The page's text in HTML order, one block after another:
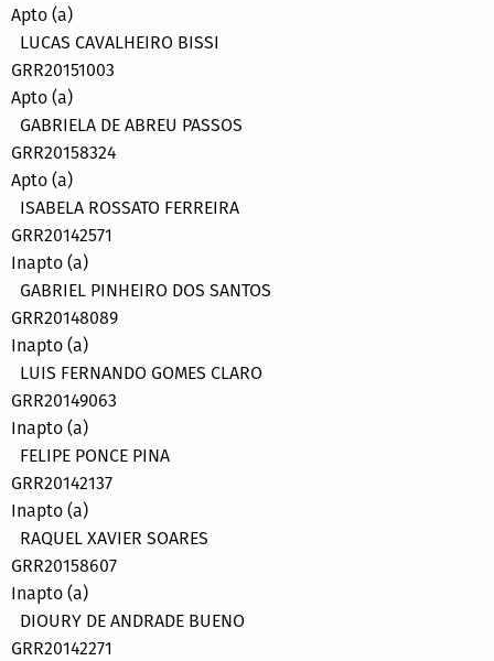
Apto (a)
LUCAS CAVALHEIRO BISSI
GRR20151003
Apto (a)
GABRIELA DE ABREU PASSOS
GRR20158324
Apto (a)
ISABELA ROSSATO FERREIRA
GRR20142571
Inapto (a)
GABRIEL PINHEIRO DOS SANTOS
GRR20148089
Inapto (a)
LUIS FERNANDO GOMES CLARO
GRR20149063
Inapto (a)
FELIPE PONCE PINA
GRR20142137
Inapto (a)
RAQUEL XAVIER SOARES
GRR20158607
Inapto (a)
DIOURY DE ANDRADE BUENO
GRR20142271